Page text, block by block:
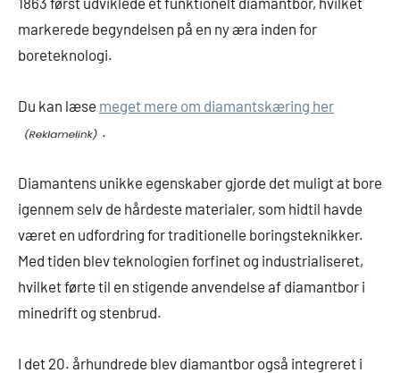
markerede begyndelsen på en ny æra inden for
boreteknologi.
Du kan læse meget mere om diamantskæring her
.
Diamantens unikke egenskaber gjorde det muligt at bore
igennem selv de hårdeste materialer, som hidtil havde
været en udfordring for traditionelle boringsteknikker.
Med tiden blev teknologien forfinet og industrialiseret,
hvilket førte til en stigende anvendelse af diamantbor i
minedrift og stenbrud.
I det 20. århundrede blev diamantbor også integreret i